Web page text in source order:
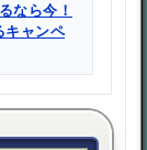
なら今！
キャンペ